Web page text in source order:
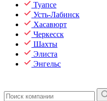
Туапсе
Усть-Лабинск
Хасавюрт
Черкесск
Шахты
Элиста
Энгельс